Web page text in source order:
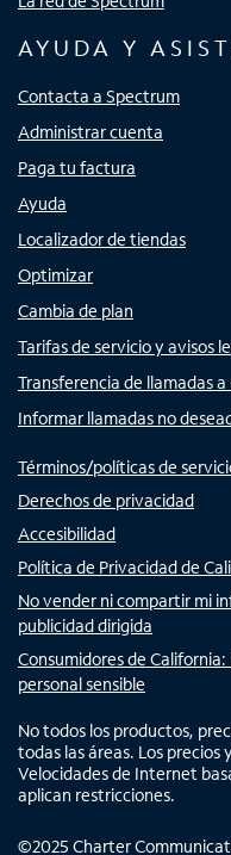
AYUDA Y
Contacta a Spectrum
Administrar cuenta
Paga tu factura
Ayuda
Localizador de tiendas
Optimizar
Cambia de plan
Tarifas de servicio y avisos
Transferencia de llamadas
Informar llamadas no
Términos/políticas de
Derechos de privacidad
Accesibilidad
Política de Privacidad de
No vender ni compartir mi
publicidad dirigida
Consumidores de
personal sensible
No todos los productos,
todas las áreas. Los precios
Velocidades de Internet
aplican restricciones.
©2025 Charter